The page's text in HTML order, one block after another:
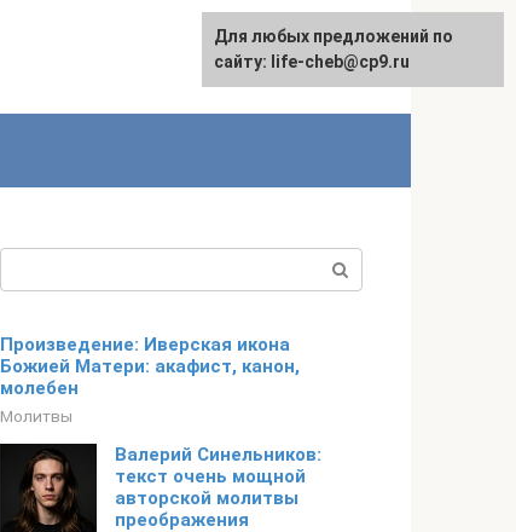
Произведение: Иверская икона
Божией Матери: акафист, канон,
молебен
Молитвы
Валерий Синельников:
текст очень мощной
авторской молитвы
преображения
Для любых предложений по
сайту: life-cheb@cp9.ru
Для любых предложений по
сайту: life-cheb@cp9.ru